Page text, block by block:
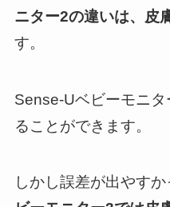
ニター2の違いは、皮
す。
Sense-Uベビーモニ
ることができます。
しかし誤差が出やすか